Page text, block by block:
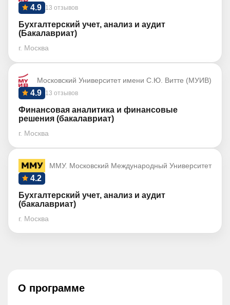
13 отзывов
4.9
Бухгалтерский учет, анализ и аудит
(Бакалавриат)
г. Москва
Московский Университет имени С.Ю. Витте (МУИВ)
13 отзывов
4.9
Финансовая аналитика и финансовые
решения (бакалавриат)
г. Москва
ММУ. Московский Международный Университет
4.2
Бухгалтерский учет, анализ и аудит
(бакалавриат)
г. Москва
О программе